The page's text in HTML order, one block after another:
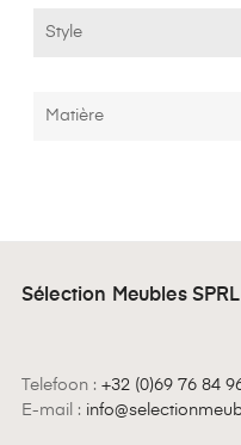
Style
Matière
Sélection Meubles SPRL
Telefoon : +32 (0)69 76 84
E-mail :